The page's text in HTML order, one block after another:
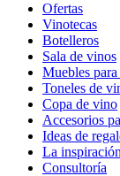
Ofertas
Vinotecas
Botelleros
Sala de vinos
Muebles
Toneles de
Copa de vino
Accesorios
Ideas de
La inspiración
Consultoría